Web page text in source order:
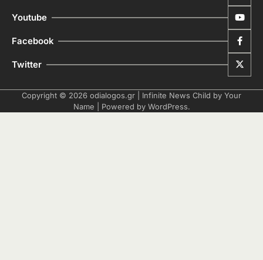
Youtube
Facebook
Twitter
Copyright © 2026 odialogos.gr | Infinite News Child by Your
Name | Powered by WordPress.